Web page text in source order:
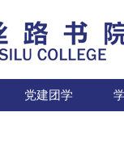
党建团学